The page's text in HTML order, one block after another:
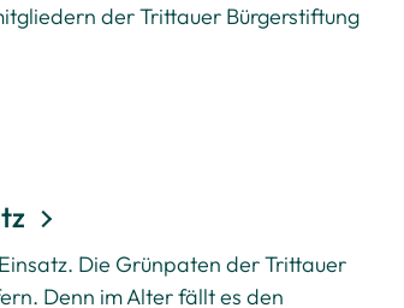
der Trittauer Bürgerstiftung
Die Grünpaten der Trittauer
Denn im Alter fällt es den